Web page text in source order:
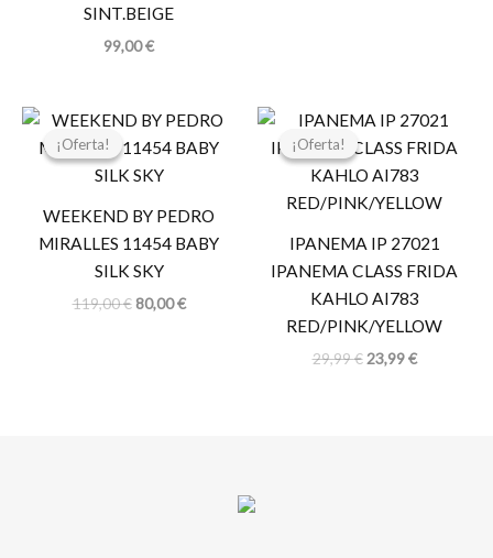
SINT.BEIGE
99,00€
¡Oferta!
¡Oferta!
WEEKEND BY PEDRO
MIRALLES 11454 BABY
SILK SKY
119,00€
El
original
era:
80,00€
El
actual
¡Oferta!
¡Oferta!
IPANEMA IP 27021
IPANEMA CLASS FRIDA
KAHLO AI783
RED/PINK/YELLOW
29,99€
El
original
era:
29,99 €.
23,99€
El
actual
es:
23,99 €.